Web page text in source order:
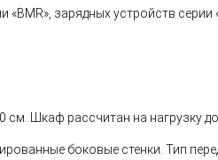
зарядных устройств серии
Шкаф рассчитан на нагрузку
боковые стенки. Тип